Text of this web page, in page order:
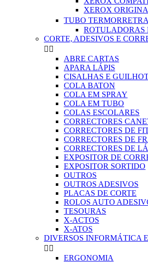
XEROX
TUBO
ROTULADORAS
CORTE, ADESIVOS E
 
ABRE CARTAS
APARA LÁPIS
CISALHAS E
COLA BATON
COLA EM SPRAY
COLA EM TUBO
COLAS ESCOLARES
CORRECTORES
CORRECTORES DE
CORRECTORES DE
CORRECTORES DE
EXPOSITOR DE
EXPOSITOR SORTIDO
OUTROS
OUTROS ADESIVOS
PLACAS DE CORTE
ROLOS AUTO
TESOURAS
X-ACTOS
X-ATOS
DIVERSOS INFORMÁTICA
 
ERGONOMIA